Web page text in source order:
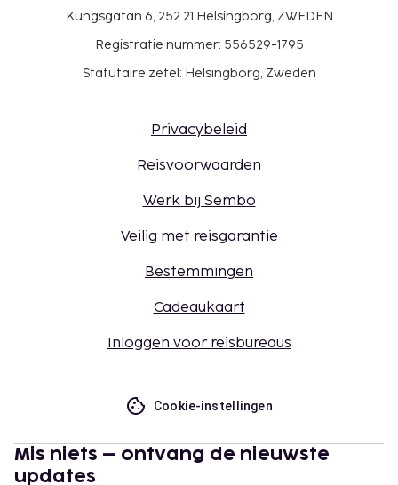
Kungsgatan 6, 252 21 Helsingborg, ZWEDEN
Registratie nummer: 556529-1795
Statutaire zetel: Helsingborg, Zweden
Privacybeleid
Reisvoorwaarden
Werk bij Sembo
Veilig met reisgarantie
Bestemmingen
Cadeaukaart
Inloggen voor reisbureaus
Cookie-instellingen
Mis niets – ontvang de nieuwste
updates